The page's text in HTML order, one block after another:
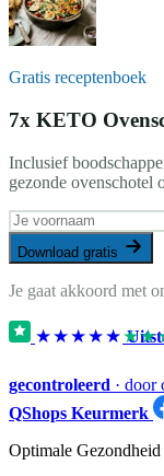
Gratis receptenboek
7x KETO
Inclusief
gezonde ovenschotel
Download gratis
Je gaat akkoord met
★★★★★
gecontroleerd · door
QShops Keurmerk
Optimale Gezondheid